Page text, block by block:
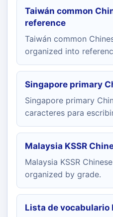
Taiwán common
reference
Taiwán common
organized into
Singapore primary
Singapore primary
caracteres para
Malaysia KSSR
Malaysia KSSR
organized by grade.
Lista de vocabulario